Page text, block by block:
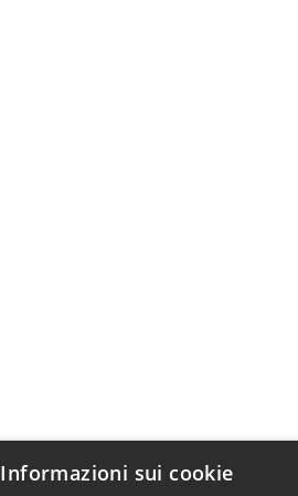
Informazioni sui cookie